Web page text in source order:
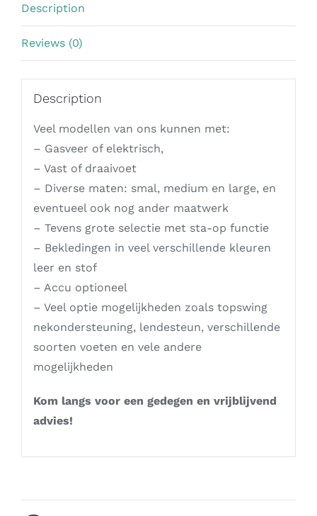
Description
Reviews (0)
Description
Veel modellen van ons kunnen met:
– Gasveer of elektrisch,
– Vast of draaivoet
– Diverse maten: smal, medium en large, en
eventueel ook nog ander maatwerk
– Tevens grote selectie met sta-op functie
– Bekledingen in veel verschillende kleuren
leer en stof
– Accu optioneel
– Veel optie mogelijkheden zoals topswing
nekondersteuning, lendesteun, verschillende
soorten voeten en vele andere
mogelijkheden
Kom langs voor een gedegen en vrijblijvend
advies!